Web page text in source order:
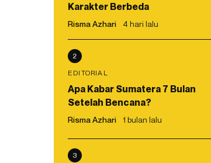
Karakter Berbeda
Risma Azhari 4 hari lalu
2
EDITORIAL
Apa Kabar Sumatera 7 Bulan
Setelah Bencana?
Risma Azhari 1 bulan lalu
3